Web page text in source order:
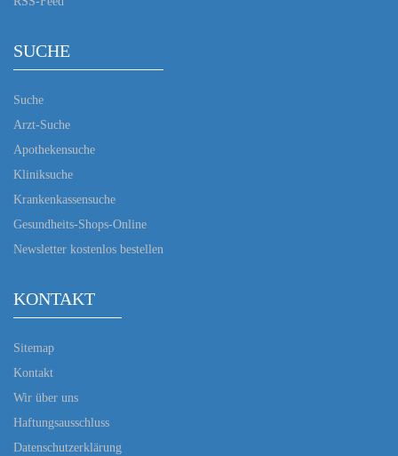
SUCHE
Suche
Arzt-Suche
Apothekensuche
Kliniksuche
Krankenkassensuche
Gesundheits-Shops-Online
Newsletter kostenlos bestellen
KONTAKT
Sitemap
Kontakt
Wir über uns
Haftungsausschluss
Datenschutzerklärung